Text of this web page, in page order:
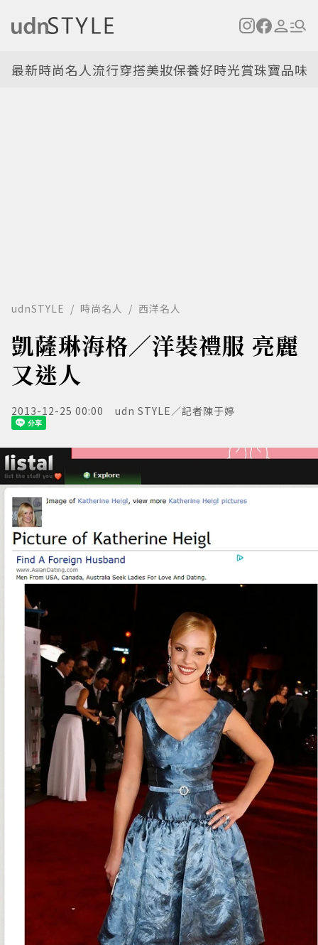
最新時尚名人流行穿搭美妝保養好時光賞珠寶品味
udnSTYLE 時尚名人 西洋名人
凱薩琳海格／洋裝禮服 亮麗
又迷人
2013-12-25 00:00 udn STYLE／記者陳于婷